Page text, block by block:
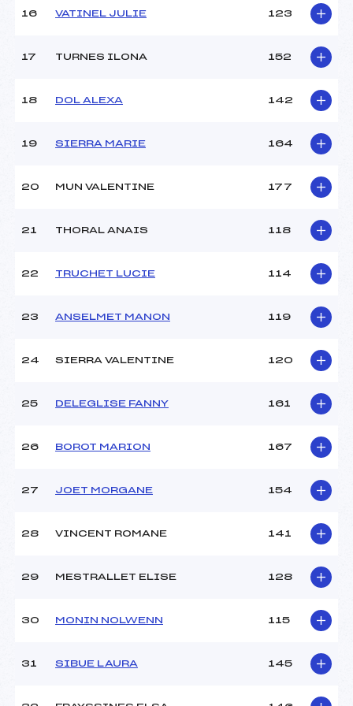
Pénalité appliquée :
100.2000
16 VATINEL JULIE 123
17 TURNES ILONA 152
18 DOL ALEXA 142
19 SIERRA MARIE 164
20 MUN VALENTINE 177
21 THORAL ANAIS 118
22 TRUCHET LUCIE 114
23 ANSELMET MANON 119
24 SIERRA VALENTINE 120
25 DELEGLISE FANNY 161
26 BOROT MARION 167
27 JOET MORGANE 154
28 VINCENT ROMANE 141
29 MESTRALLET ELISE 128
30 MONIN NOLWENN 115
31 SIBUE LAURA 145